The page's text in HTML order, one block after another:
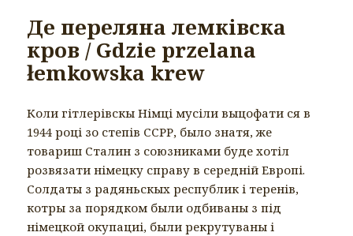
Де переляна лемківска
кров / Gdzie przelana
łemkowska krew
Коли гітлерівскы Німці мусіли выцофати ся в
1944 році зо степів ССРР, было знатя, же
товариш Сталин з союзниками буде хотіл
розвязати німецку справу в середній Европі.
Солдаты з радяньскых республик і теренів,
котры за порядком были одбиваны з під
німецкой окупациі, были рекрутуваны і